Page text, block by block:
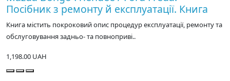
Посібник з ремонту й експлуатації. Книга
Книга містить покроковий опис процедур експлуатації, ремонту та
обслуговування задньо- та повноприві..
1,198.00 UAH